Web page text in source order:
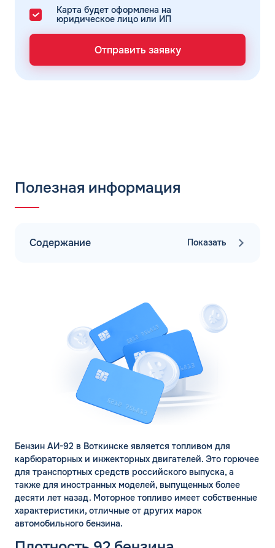
Карта будет оформлена на
юридическое лицо или ИП
Отправить заявку
Полезная информация
Содержание Показать
Бензин АИ-92 в Воткинске является топливом для
карбюраторных и инжекторных двигателей. Это горючее
для транспортных средств российского выпуска, а
также для иностранных моделей, выпущенных более
десяти лет назад. Моторное топливо имеет собственные
характеристики, отличные от других марок
автомобильного бензина.